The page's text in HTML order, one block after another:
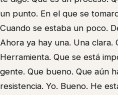
un punto. En el que se
Cuando se estaba un poco.
Ahora ya hay una. Una clara.
Herramienta. Que se está
gente. Que bueno. Que aún
resistencia. Yo. Bueno. He